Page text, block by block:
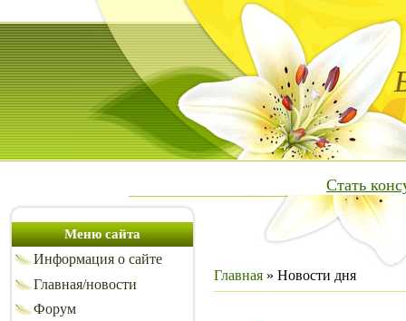
Стать
Меню сайта
Информация о сайте
Главная/новости
Форум
Главная » Новости дня